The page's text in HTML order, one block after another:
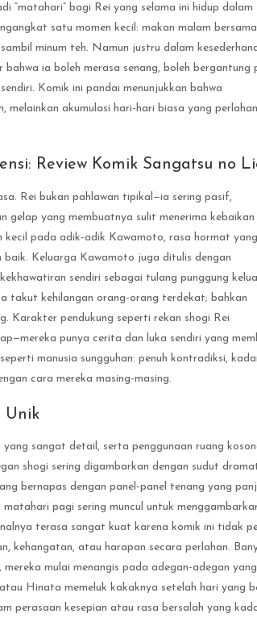
“matahari” bagi Rei yang selama ini hidup dalam
satu momen kecil: makan malam
minum teh. Namun justru dalam
ia boleh merasa senang, boleh bergantung
Komik ini pandai menunjukkan bahwa
melainkan akumulasi hari-hari biasa yang perlahan
Review Komik Sangatsu no
Rei bukan pahlawan tipikal—ia sering pasif,
gelap yang membuatnya sulit menerima kebaikan
kecil pada adik-adik Kawamoto, rasa hormat yang
baik. Keluarga Kawamoto juga ditulis dengan
sendiri sebagai tulang punggung
takut kehilangan orang-orang terdekat; bahkan
Karakter pendukung seperti rekan shogi Rei
punya cerita dan luka sendiri yang
manusia sungguhan: penuh kontradiksi,
cara mereka masing-masing.
Unik
sangat detail, serta penggunaan ruang
shogi sering digambarkan dengan sudut
bernapas dengan panel-panel tenang yang
pagi sering muncul untuk
terasa sangat kuat karena komik ini tidak
kehangatan, atau harapan secara perlahan.
mulai menangis pada adegan-adegan yang
Hinata memeluk kakaknya setelah hari yang
perasaan kesepian atau rasa bersalah yang